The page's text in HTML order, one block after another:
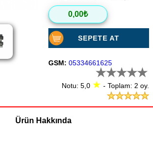
0,00₺
SEPETE AT
GSM: 05334661625
Notu: 5,0 ★ - Toplam: 2 oy.
Ürün Hakkında